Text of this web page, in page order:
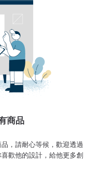
商品
，請耐心等候，歡迎透過
歡他的設計，給他更多創